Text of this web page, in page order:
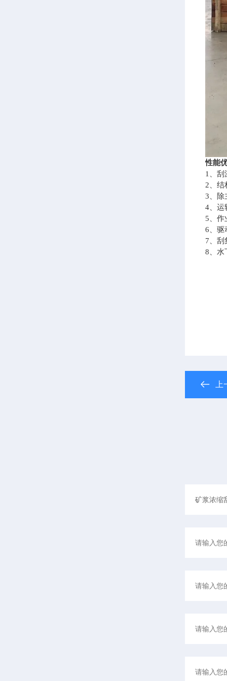
性能
1、刮
2、结
3、除
4、运
5、作
6、驱
7、刮
8、水